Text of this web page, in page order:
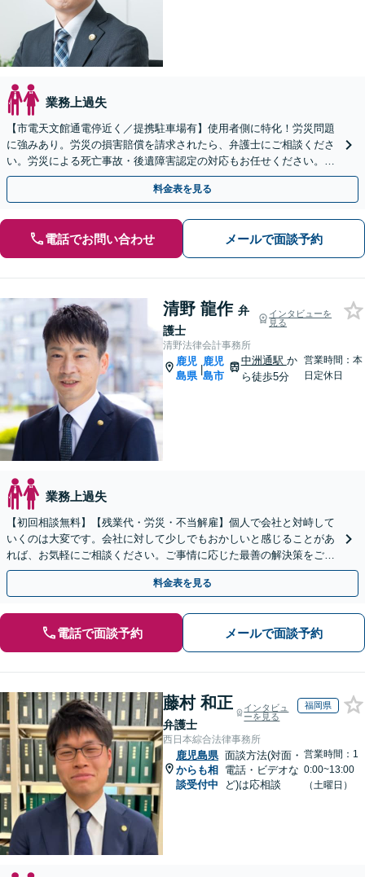
業務上過失
【市電天文館通電停近く／提携駐車場有】使用者側に特化！労災問題
に強みあり。労災の損害賠償を請求されたら、弁護士にご相談くださ
い。労災による死亡事故・後遺障害認定の対応もお任せください。
【休日相談可能（要予約）】
料金表を見る
電話でお問い合わせ メールで面談予約
清野 龍作 弁
護士
インタビューを
見る
清野法律会計事務所
鹿児
島県
|
鹿児
島市
中洲通駅 か
ら徒歩5分
営業時間：本
日定休日
業務上過失
【初回相談無料】【残業代・労災・不当解雇】個人で会社と対峙して
いくのは大変です。会社に対して少しでもおかしいと感じることがあ
れば、お気軽にご相談ください。ご事情に応じた最善の解決策をご提
案します。
料金表を見る
電話で面談予約 メールで面談予約
藤村 和正
弁護士
インタビュ
ーを見る
福岡県
西日本綜合法律事務所
鹿児島県
からも相
談受付中
面談方法(対面・
電話・ビデオな
ど)は応相談
営業時間：1
0:00~13:00
（土曜日）